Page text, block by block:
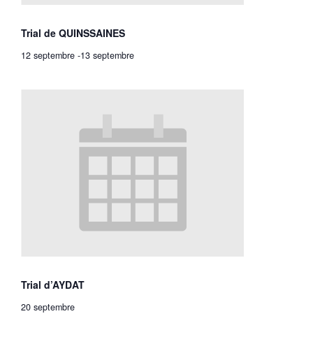
Trial de QUINSSAINES
12 septembre -13 septembre
Trial d’AYDAT
20 septembre